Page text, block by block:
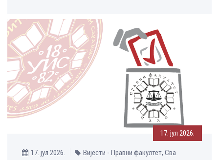
17. јул 2026.
17. јул 2026.
Вијести - Правни факултет, Сва